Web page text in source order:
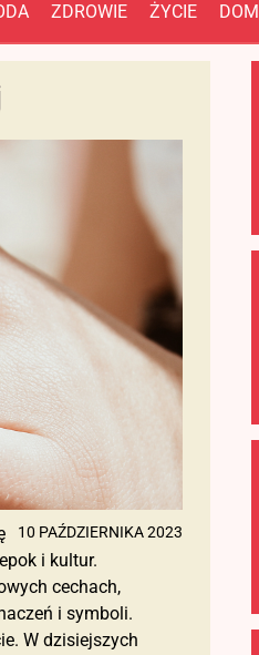
ZDROWIE ŻYCIE DOM
10 PAŹDZIERNIKA 2023
i kultur.
cechach,
i symboli.
W dzisiejszych